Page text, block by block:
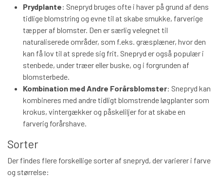
Prydplante: Snepryd bruges ofte i haver på grund af dens
tidlige blomstring og evne til at skabe smukke, farverige
tæpper af blomster. Den er særlig velegnet til
naturaliserede områder, som f.eks. græsplæner, hvor den
kan få lov til at sprede sig frit. Snepryd er også populær i
stenbede, under træer eller buske, og i forgrunden af
blomsterbede.
Kombination med Andre Forårsblomster: Snepryd kan
kombineres med andre tidligt blomstrende løgplanter som
krokus, vintergækker og påskeliljer for at skabe en
farverig forårshave.
Sorter
Der findes flere forskellige sorter af snepryd, der varierer i farve
og størrelse: